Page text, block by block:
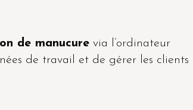
de manucure via l’ordinateur
de travail et de gérer les clients